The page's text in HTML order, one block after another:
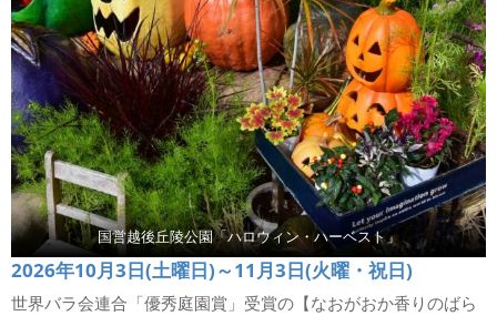
国営越後丘陵公園「ハロウィン・ハーベスト」
2026年10月3日(土曜日)～11月3日(火曜・祝日)
世界バラ会連合「優秀庭園賞」受賞の【なおがおか香りのばら